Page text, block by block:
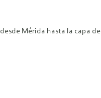
Mérida hasta la capa de